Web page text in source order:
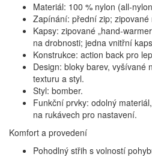
Materiál: 100 % nylon
Zapínání: přední zip; zipované
Kapsy: zipované
na drobnosti; jedna vnitřní
Konstrukce: action back pro
Design: bloky barev, vyšívané
texturu a styl.
Styl: bomber.
Funkční prvky: odolný
na rukávech pro nastavení.
Komfort a provedení
Pohodlný střih s volností